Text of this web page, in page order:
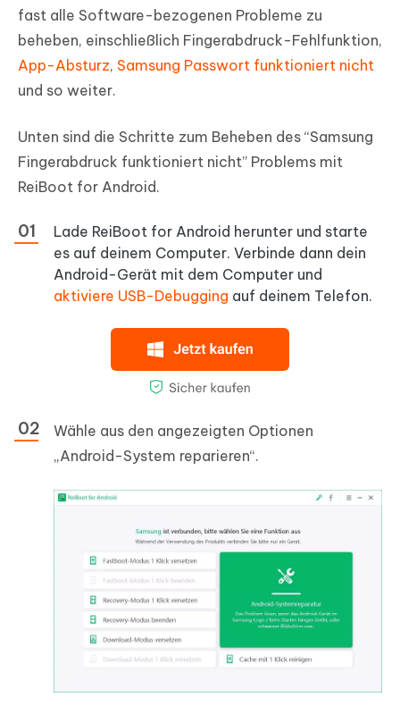
fast alle Software-bezogenen Probleme zu
beheben, einschließlich Fingerabdruck-Fehlfunktion,
App-Absturz, Samsung Passwort funktioniert nicht
und so weiter.
Unten sind die Schritte zum Beheben des “Samsung
Fingerabdruck funktioniert nicht” Problems mit
ReiBoot for Android.
Lade ReiBoot for Android herunter und starte
es auf deinem Computer. Verbinde dann dein
Android-Gerät mit dem Computer und
aktiviere USB-Debugging auf deinem Telefon.
Wähle aus den angezeigten Optionen
„Android-System reparieren“.